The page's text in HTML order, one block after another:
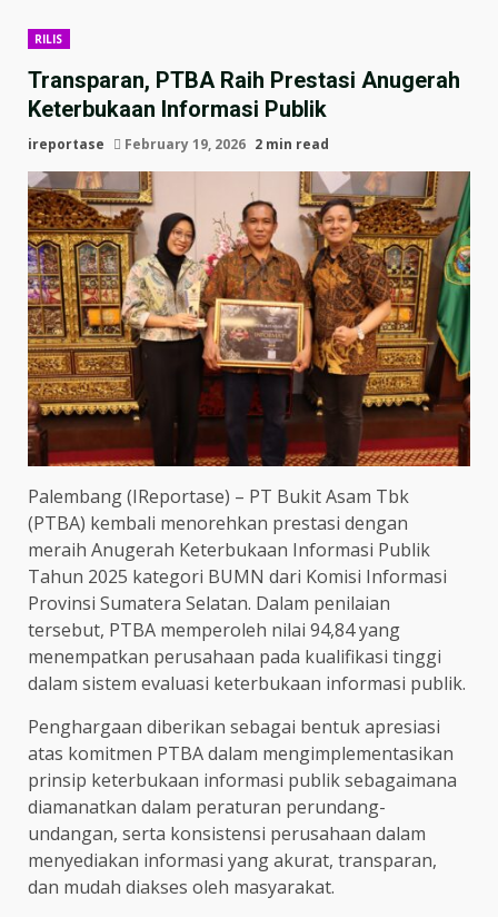
RILIS
Transparan, PTBA Raih Prestasi Anugerah
Keterbukaan Informasi Publik
ireportase February 19, 2026 2 min read
Palembang (IReportase) – PT Bukit Asam Tbk
(PTBA) kembali menorehkan prestasi dengan
meraih Anugerah Keterbukaan Informasi Publik
Tahun 2025 kategori BUMN dari Komisi Informasi
Provinsi Sumatera Selatan. Dalam penilaian
tersebut, PTBA memperoleh nilai 94,84 yang
menempatkan perusahaan pada kualifikasi tinggi
dalam sistem evaluasi keterbukaan informasi publik.
Penghargaan diberikan sebagai bentuk apresiasi
atas komitmen PTBA dalam mengimplementasikan
prinsip keterbukaan informasi publik sebagaimana
diamanatkan dalam peraturan perundang-
undangan, serta konsistensi perusahaan dalam
menyediakan informasi yang akurat, transparan,
dan mudah diakses oleh masyarakat.